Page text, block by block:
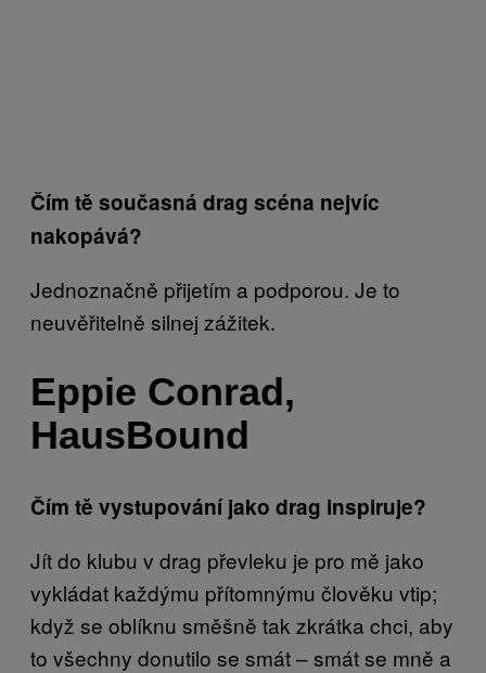
Čím tě současná drag scéna nejvíc
nakopává?
Jednoznačně přijetím a podporou. Je to
neuvěřitelně silnej zážitek.
Eppie Conrad,
HausBound
Čím tě vystupování jako drag inspiruje?
Jít do klubu v drag převleku je pro mě jako
vykládat každýmu přítomnýmu člověku vtip;
když se oblíknu směšně tak zkrátka chci, aby
to všechny donutilo se smát – smát se mně a